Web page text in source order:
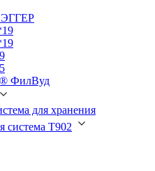
ЭГГЕР
ФилВуд
для хранения
система Т902